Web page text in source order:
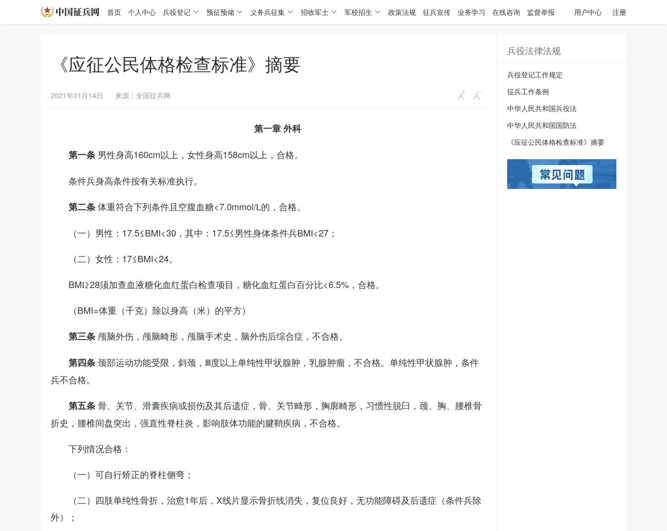
首页 个人中心 兵役登记 预征预储 义务兵征集 招收军士 军校招生 政策法规 征兵宣传 业务学习 在线咨询 监督举报 用户中心 注册
《应征公民体格检查标准》摘要
2021年01月14日 来源：全国征兵网
第一章 外科
第一条 男性身高160cm以上，女性身高158cm以上，合格。
条件兵身高条件按有关标准执行。
第二条体重符合下列条件且空腹血糖<7.0mmol/L的，合格。
（一）男性：17.5≤BMI<30，其中：17.5≤男性身体条件兵BMI<27；
（二）女性：17≤BMI<24。
BMI≥28须加查血液糖化血红蛋白检查项目，糖化血红蛋白百分比<6.5%，合格。
（BMI=体重（千克）除以身高（米）的平方）
第三条 颅脑外伤，颅脑畸形，颅脑手术史，脑外伤后综合症，不合格。
第四条颈部运动功能受限，斜颈，Ⅲ度以上单纯性甲状腺肿，乳腺肿瘤，不合格。单纯性甲状腺肿，条件
兵不合格。
第五条骨、关节、滑囊疾病或损伤及其后遗症，骨、关节畸形，胸廓畸形，习惯性脱臼，颈、胸、腰椎骨
折史，腰椎间盘突出，强直性脊柱炎，影响肢体功能的腱鞘疾病，不合格。
下列情况合格：
（一）可自行矫正的脊柱侧弯；
（二）四肢单纯性骨折，治愈1年后，X线片显示骨折线消失，复位良好，无功能障碍及后遗症（条件兵除
外）；
兵役法律法规
兵役登记工作规定
征兵工作条例
中华人民共和国兵役法
中华人民共和国国防法
《应征公民体格检查标准》摘要